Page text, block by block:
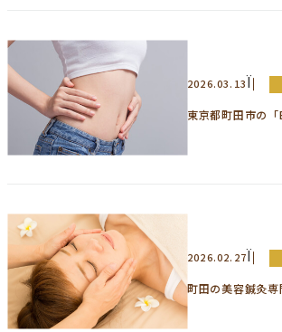
2026.03.13Ï
東京都町田市の
2026.02.27Ï
町田の美容鍼灸